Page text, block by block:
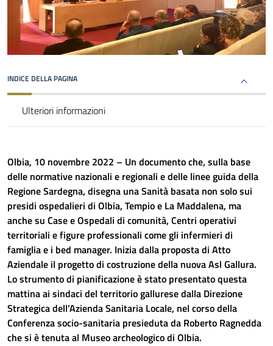
INDICE DELLA PAGINA
Ulteriori informazioni
Olbia, 10 novembre 2022 – Un documento che, sulla base
delle normative nazionali e regionali e delle linee guida della
Regione Sardegna, disegna una Sanità basata non solo sui
presidi ospedalieri di Olbia, Tempio e La Maddalena, ma
anche su Case e Ospedali di comunità, Centri operativi
territoriali e figure professionali come gli infermieri di
famiglia e i bed manager. Inizia dalla proposta di Atto
Aziendale il progetto di costruzione della nuova Asl Gallura.
Lo strumento di pianificazione è stato presentato questa
mattina ai sindaci del territorio gallurese dalla Direzione
Strategica dell’Azienda Sanitaria Locale, nel corso della
Conferenza socio-sanitaria presieduta da Roberto Ragnedda
che si è tenuta al Museo archeologico di Olbia.